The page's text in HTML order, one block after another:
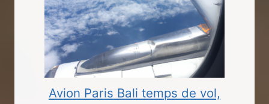
Avion Paris Bali temps de vol,